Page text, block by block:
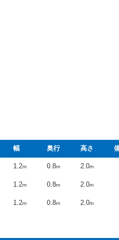
幅 奥行 高さ
1.2m 0.8m 2.0m
1.2m 0.8m 2.0m
1.2m 0.8m 2.0m